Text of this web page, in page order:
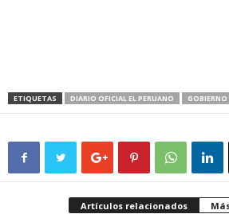
ETIQUETAS DIARIO OFICIAL EL PERUANO GOBIERNO
Artículos relacionados